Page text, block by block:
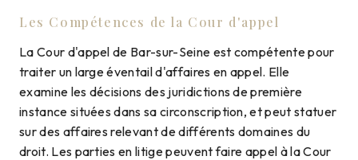
Les Compétences de la Cour d'appel
La Cour d'appel de Bar-sur-Seine est compétente pour
traiter un large éventail d'affaires en appel. Elle
examine les décisions des juridictions de première
instance situées dans sa circonscription, et peut statuer
sur des affaires relevant de différents domaines du
droit. Les parties en litige peuvent faire appel à la Cour